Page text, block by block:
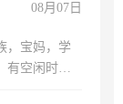
08月07日
，宝妈，学
有空闲时